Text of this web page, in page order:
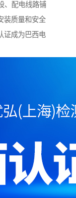
、配电线路铺
装质量和安全
证成为巴西电